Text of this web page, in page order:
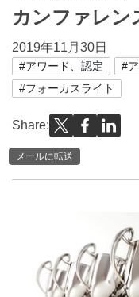
カンファレン
2019年11月30日
#アワード、認定 #
#フォーカスライト
Share:
メールに転送